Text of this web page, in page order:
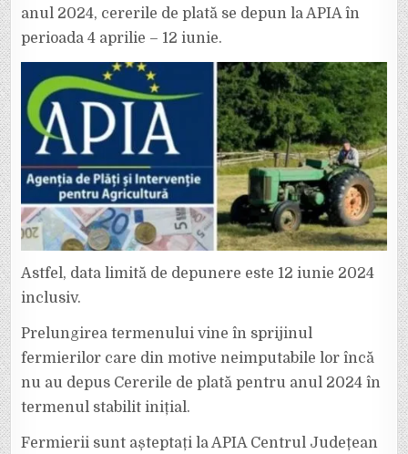
2024
anul 2024, cererile de plată se depun la APIA în
perioada 4 aprilie – 12 iunie.
Astfel, data limită de depunere este 12 iunie 2024
inclusiv.
Prelungirea termenului vine în sprijinul
fermierilor care din motive neimputabile lor încă
nu au depus Cererile de plată pentru anul 2024 în
termenul stabilit inițial.
Fermierii sunt așteptați la APIA Centrul Județean